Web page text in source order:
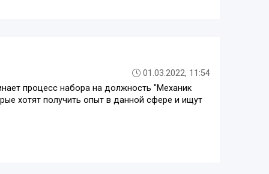
01.03.2022, 11:54
процесс набора на должность "Механик
хотят получить опыт в данной сфере и ищут